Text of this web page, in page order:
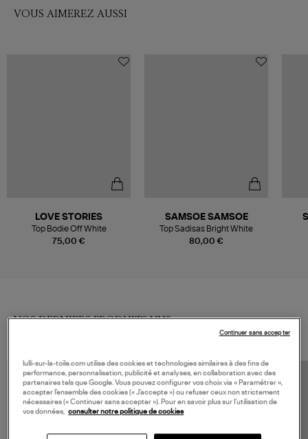
VOUS AIMEREZ AUSSI
75,00 €
LOVE STORIES
Top Bodie Off White
80,00 €
SAMSOE SAMSOE
Top Sadisas Bright White
VOS DERNIERS PRODUITS VUS
lulli-sur-la-toile.com utilise des cookies et technologies similaires à des fins de
performance, personnalisation, publicité et analyses, en collaboration avec des
partenaires tels que Google. Vous pouvez configurer vos choix via « Paramétrer »,
accepter l’ensemble des cookies (« J’accepte ») ou refuser ceux non strictement
nécessaires (« Continuer sans accepter »). Pour en savoir plus sur l’utilisation de
vos données, consulter notre politique de cookies
Continuer sans accepter